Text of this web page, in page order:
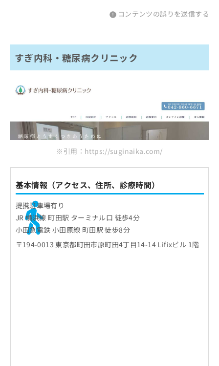
コンテンツの誤りを送信する
すぎ内科・糖尿病クリニック
※引用：https://suginaika.com/
基本情報（アクセス、住所、診療時間）
提携駐車場有り
JR 横浜線 町田駅 ターミナル口 徒歩4分
小田急電鉄 小田原線 町田駅 徒歩8分
〒194-0013 東京都町田市原町田4丁目14-14 Lifixビル 1階